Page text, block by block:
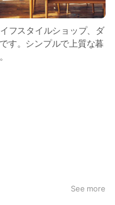
フスタイルショップ、ダ
す。シンプルで上質な暮
See more